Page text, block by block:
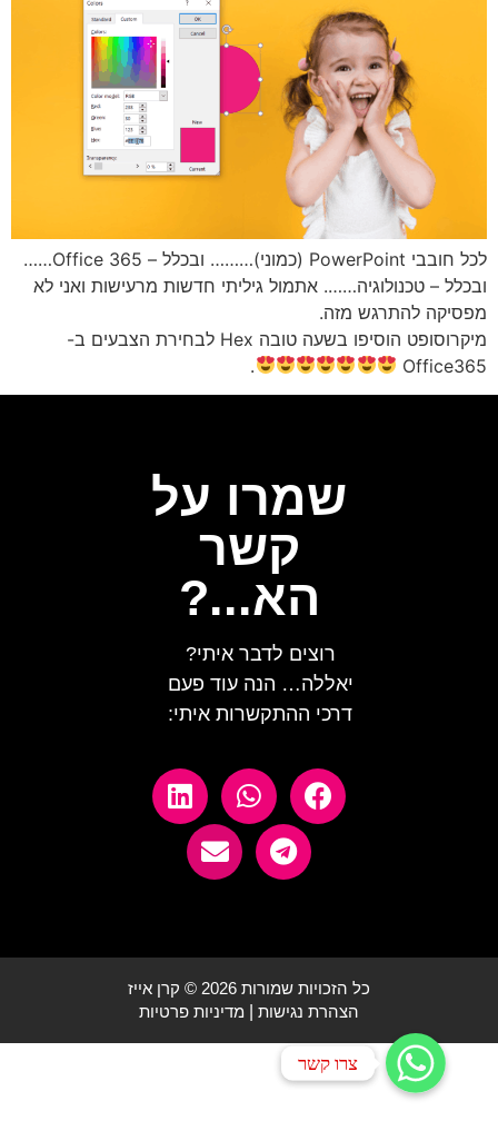
לכל חובבי PowerPoint (כמוני)……… ובכלל – Office 365……
– טכנולוגיה……. אתמול גיליתי חדשות מרעישות ואני לא
להתרגש מזה.
מיקרוסופט הוסיפו בשעה טובה Hex לבחירת הצבעים ב-
.
שמרו על
קשר
הא...?
רוצים לדבר איתי?
יאללה… הנה עוד פעם
דרכי ההתקשרות איתי:
כל הזכויות שמורות 2026 © קרן אייז
הצהרת נגישות|מדיניות פרטיות
צרו קשר
צרו קשר